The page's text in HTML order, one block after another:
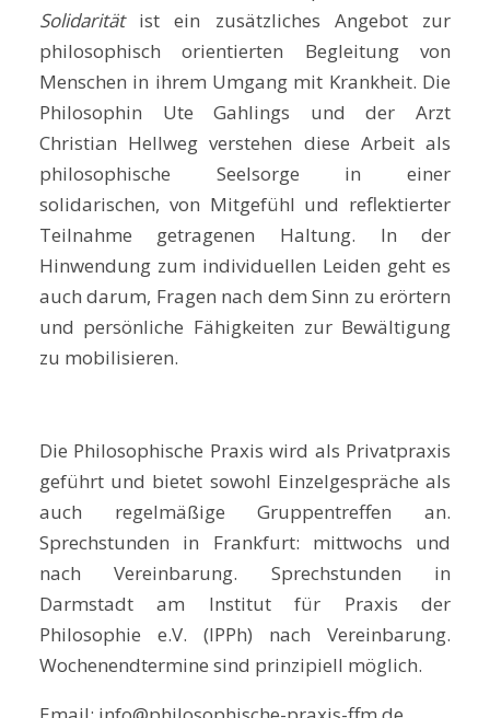
Solidarität ist ein zusätzliches Angebot zur
philosophisch orientierten Begleitung von
Menschen in ihrem Umgang mit Krankheit. Die
Philosophin Ute Gahlings und der Arzt
Christian Hellweg verstehen diese Arbeit als
philosophische Seelsorge in einer
solidarischen, von Mitgefühl und reflektierter
Teilnahme getragenen Haltung. In der
Hinwendung zum individuellen Leiden geht es
auch darum, Fragen nach dem Sinn zu erörtern
und persönliche Fähigkeiten zur Bewältigung
zu mobilisieren.
Die Philosophische Praxis wird als Privatpraxis
geführt und bietet sowohl Einzelgespräche als
auch regelmäßige Gruppentreffen an.
Sprechstunden in Frankfurt: mittwochs und
nach Vereinbarung. Sprechstunden in
Darmstadt am Institut für Praxis der
Philosophie e.V. (IPPh) nach Vereinbarung.
Wochenendtermine sind prinzipiell möglich.